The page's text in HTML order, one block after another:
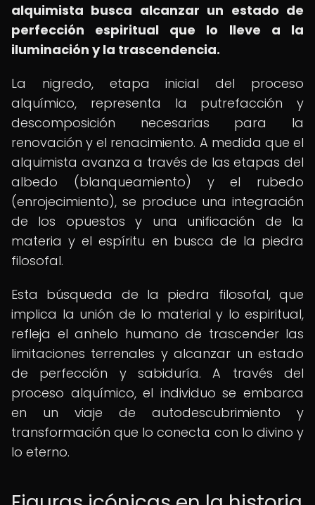
alquimista busca alcanzar un estado de
perfección espiritual que lo lleve a la
iluminación y la trascendencia.
La nigredo, etapa inicial del proceso
alquímico, representa la putrefacción y
descomposición necesarias para la
renovación y el renacimiento. A medida que el
alquimista avanza a través de las etapas del
albedo (blanqueamiento) y el rubedo
(enrojecimiento), se produce una integración
de los opuestos y una unificación de la
materia y el espíritu en busca de la piedra
filosofal.
Esta búsqueda de la piedra filosofal, que
implica la unión de lo material y lo espiritual,
refleja el anhelo humano de trascender las
limitaciones terrenales y alcanzar un estado
de perfección y sabiduría. A través del
proceso alquímico, el individuo se embarca
en un viaje de autodescubrimiento y
transformación que lo conecta con lo divino y
lo eterno.